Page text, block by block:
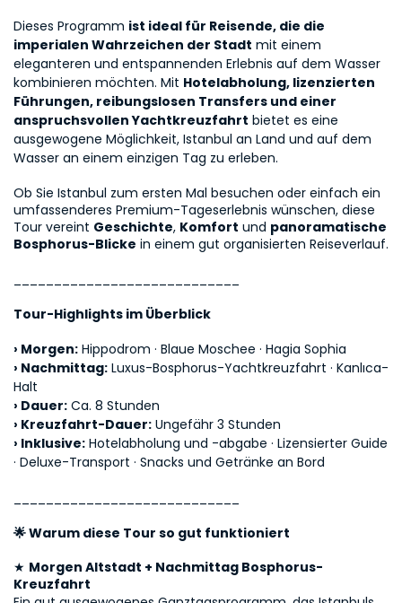
Dieses Programm ist ideal für Reisende, die die
imperialen Wahrzeichen der Stadt mit einem
eleganteren und entspannenden Erlebnis auf dem Wasser
kombinieren möchten. Mit Hotelabholung, lizenzierten
Führungen, reibungslosen Transfers und einer
anspruchsvollen Yachtkreuzfahrt bietet es eine
ausgewogene Möglichkeit, Istanbul an Land und auf dem
Wasser an einem einzigen Tag zu erleben.
Ob Sie Istanbul zum ersten Mal besuchen oder einfach ein
umfassenderes Premium-Tageserlebnis wünschen, diese
Tour vereint Geschichte, Komfort und panoramatische
Bosphorus-Blicke in einem gut organisierten Reiseverlauf.
Tour-Highlights im Überblick
› Morgen: Hippodrom · Blaue Moschee · Hagia Sophia
› Nachmittag: Luxus-Bosphorus-Yachtkreuzfahrt · Kanlıca-
Halt
› Dauer: Ca. 8 Stunden
› Kreuzfahrt-Dauer: Ungefähr 3 Stunden
› Inklusive: Hotelabholung und -abgabe · Lizensierter Guide
· Deluxe-Transport · Snacks und Getränke an Bord
🌟 Warum diese Tour so gut funktioniert
★ Morgen Altstadt + Nachmittag Bosphorus-
Kreuzfahrt